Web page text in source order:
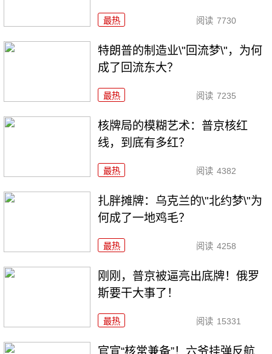
最热 阅读 7730
特朗普的制造业\"回流梦\"，为何
成了回流东大？
最热 阅读 7235
核牌局的模糊艺术：普京核红
线，到底有多红？
最热 阅读 4382
扎胖摊牌：乌克兰的\"北约梦\"为
何成了一地鸡毛？
最热 阅读 4258
刚刚，普京被逼亮出底牌！俄罗
斯要干大事了！
最热 阅读 15331
官宣“核常兼备”！六爷挂弹反航